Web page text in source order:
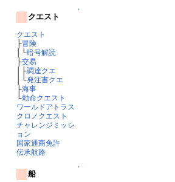
↑
クエスト
クエスト
├冒険
│└暗号解読
├交易
│├調達クエ
│└発注書クエ
├海事
└勅命クエスト
ワールドアトラス
クロノクエスト
チャレンジミッシ
ョン
国家通商免許
伝承航路
↑
船